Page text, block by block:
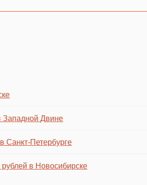
Западной Двине
Санкт-Петербурге
в Новосибирске